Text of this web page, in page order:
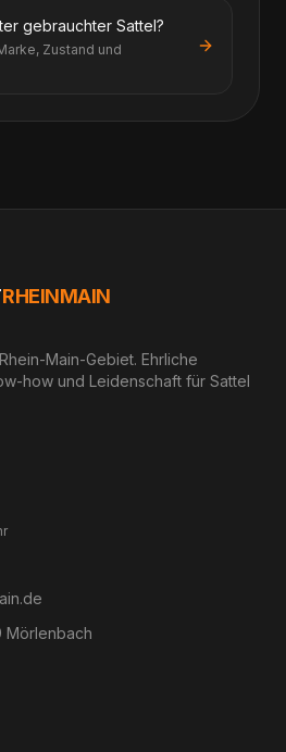
gebrauchter Sattel?
Zustand und
RHEINMAIN
Main-Gebiet. Ehrliche
how und Leidenschaft für Sattel
Mörlenbach